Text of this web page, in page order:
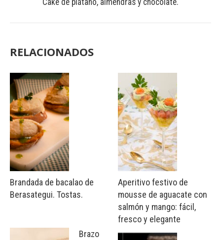
RELACIONADOS
Brandada de bacalao de
Berasategui. Tostas.
Brazo
Aperitivo festivo de
mousse de aguacate con
salmón y mango: fácil,
fresco y elegante